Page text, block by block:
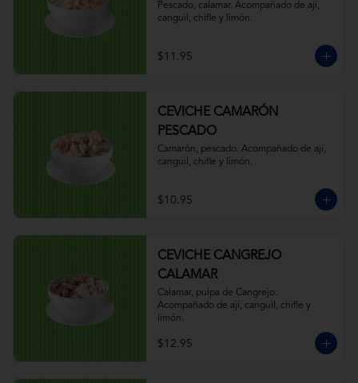
Pescado, calamar. Acompañado de ají,
canguil, chifle y limón.
$11.95
CEVICHE CAMARÓN
PESCADO
Camarón, pescado. Acompañado de ají,
canguil, chifle y limón.
$10.95
CEVICHE CANGREJO
CALAMAR
Calamar, pulpa de Cangrejo.
Acompañado de ají, canguil, chifle y
limón.
$12.95